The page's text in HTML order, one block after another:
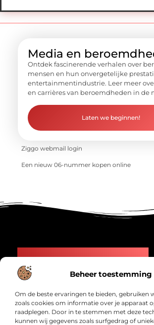
Beheer toestemming
Om de beste ervaringen te bieden, gebruiken
zoals cookies om informatie over je apparaat
raadplegen. Door in te stemmen met deze
kunnen wij gegevens zoals surfgedrag of
Media en
Ontdek fascinerende verhalen over
mensen en hun onvergetelijke
entertainmentindustrie. Leer meer
en carrières van beroemdheden in de
Laten we beginnen!
Ziggo webmail login
Een nieuw 06-nummer kopen online
Bericht categorie